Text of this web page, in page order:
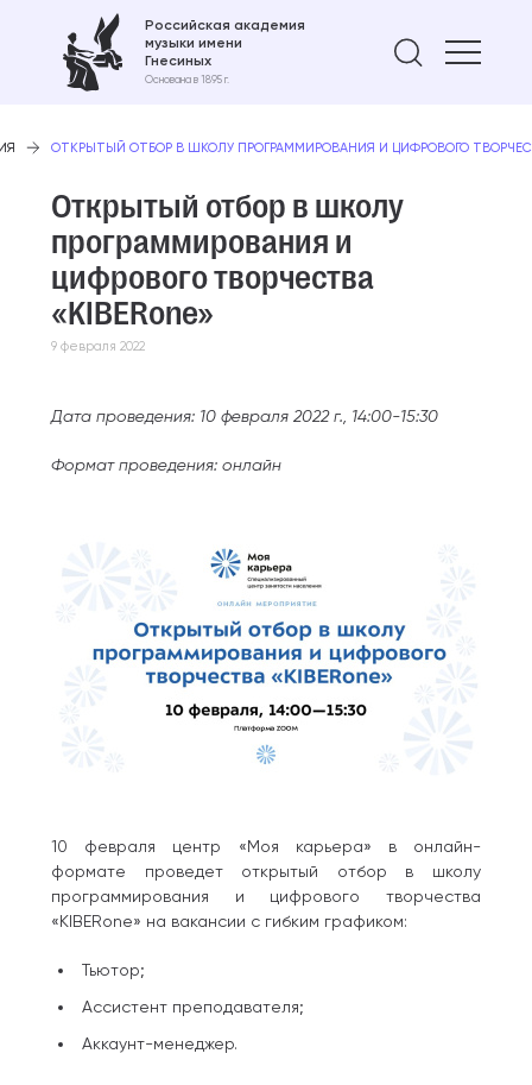
Российская академия
музыки имени
Гнесиных
Основана в 1895 г.
Найти
ОТКРЫТЫЙ ОТБОР В ШКОЛУ ПРОГРАММИРОВАНИЯ И ЦИФРОВОГО
Открытый отбор в школу
программирования и
цифрового творчества
«KIBERone»
9 февраля 2022
Дата проведения: 10 февраля 2022 г., 14:00-15:30
Формат проведения: онлайн
10 февраля центр «Моя карьера» в онлайн-
формате проведет открытый отбор в школу
программирования и цифрового творчества
«KIBERone» на вакансии с гибким графиком:
Тьютор;
Ассистент преподавателя;
Аккаунт-менеджер.